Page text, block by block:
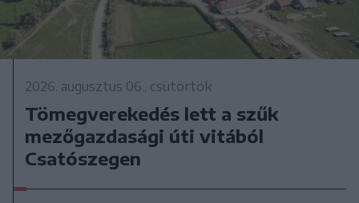
2026. augusztus 06., csütörtök
Tömegverekedés lett a szűk
mezőgazdasági úti vitából
Csatószegen